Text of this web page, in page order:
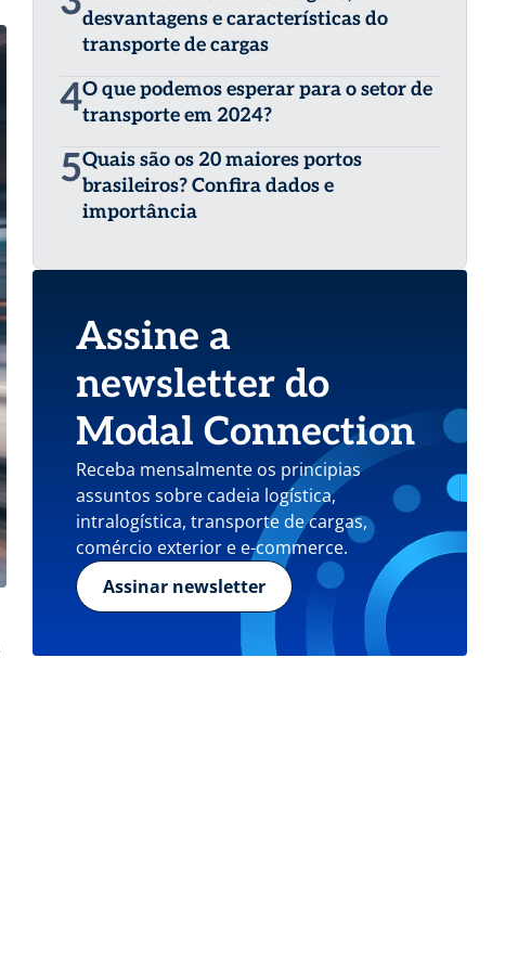
desvantagens e características do
transporte de cargas
4O que podemos esperar para o setor de
transporte em 2024?
5Quais são os 20 maiores portos
brasileiros? Confira dados e
importância
Assine a
newsletter do
Modal Connection
Receba mensalmente os principias
assuntos sobre cadeia logística,
intralogística, transporte de cargas,
comércio exterior e e-commerce.
Assinar newsletter